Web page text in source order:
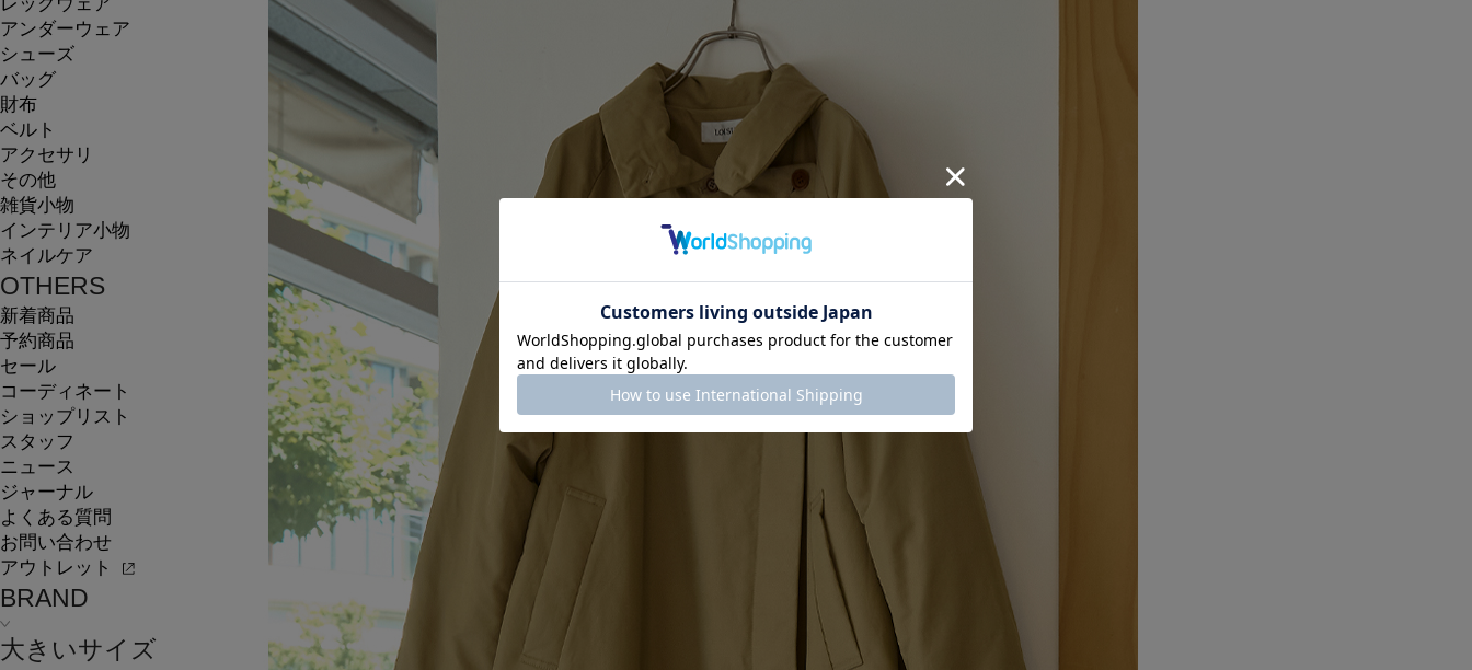
アンダーウェア
シューズ
バッグ
財布
ベルト
アクセサリ
その他
雑貨小物
インテリア小物
ネイルケア
OTHERS
新着商品
予約商品
セール
コーディネート
ショップリスト
スタッフ
ニュース
ジャーナル
よくある質問
お問い合わせ
アウトレット
BRAND
大きいサイズ